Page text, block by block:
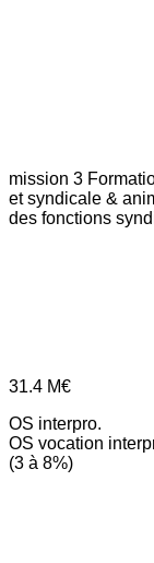
mission 3
et syndicale &
des fonctions
31.4 M€
OS interpro.
OS vocation
(3 à 8%)